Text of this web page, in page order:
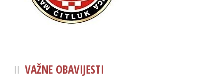
VAŽNE OBAVIJESTI